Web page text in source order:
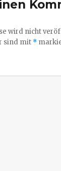
wird nicht
sind mit *